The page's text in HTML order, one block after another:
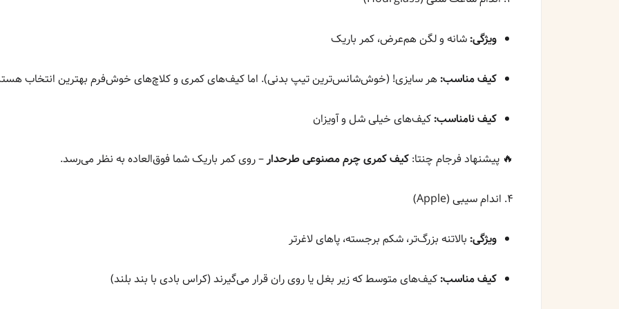
ویژگی: شانه و لگن هم‌عرض، کمر باریک
کیف مناسب: هر سایزی! (خوش‌شانس‌ترین تیپ بدنی). اما کیف‌های کمری و کلاچ‌های خوش‌فرم بهترین انتخاب
کیف نامناسب: کیف‌های خیلی شل و آویزان
🔥 پیشنهاد فرجام چنتا: کیف کمری چرم مصنوعی طرحدار – روی کمر باریک شما فوق‌العاده به نظر می‌رسد.
۴. اندام سیبی (Apple)
ویژگی: بالاتنه بزرگ‌تر، شکم برجسته، پاهای لاغرتر
کیف مناسب: کیف‌های متوسط که زیر بغل یا روی ران قرار می‌گیرند (کراس بادی با بند بلند)